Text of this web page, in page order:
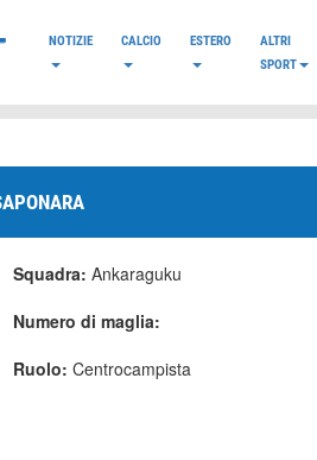
NOTIZIE CALCIO ESTERO
ALTRI
SPORT
Squadra: Ankaraguku
Numero di maglia:
Ruolo: Centrocampista